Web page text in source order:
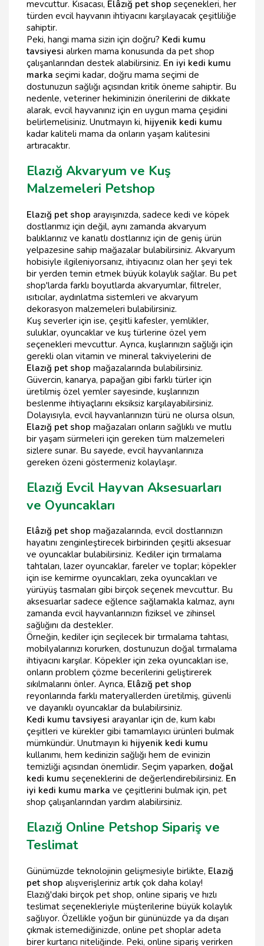
mevcuttur. Kısacası, Elâzığ pet shop seçenekleri, her
türden evcil hayvanın ihtiyacını karşılayacak çeşitliliğe
sahiptir.
Peki, hangi mama sizin için doğru? Kedi kumu
tavsiyesi alırken mama konusunda da pet shop
çalışanlarından destek alabilirsiniz. En iyi kedi kumu
marka seçimi kadar, doğru mama seçimi de
dostunuzun sağlığı açısından kritik öneme sahiptir. Bu
nedenle, veteriner hekiminizin önerilerini de dikkate
alarak, evcil hayvanınız için en uygun mama çeşidini
belirlemelisiniz. Unutmayın ki, hijyenik kedi kumu
kadar kaliteli mama da onların yaşam kalitesini
artıracaktır.
Elazığ Akvaryum ve Kuş
Malzemeleri Petshop
Elazığ pet shop arayışınızda, sadece kedi ve köpek
dostlarımız için değil, aynı zamanda akvaryum
balıklarınız ve kanatlı dostlarınız için de geniş ürün
yelpazesine sahip mağazalar bulabilirsiniz. Akvaryum
hobisiyle ilgileniyorsanız, ihtiyacınız olan her şeyi tek
bir yerden temin etmek büyük kolaylık sağlar. Bu pet
shop'larda farklı boyutlarda akvaryumlar, filtreler,
ısıtıcılar, aydınlatma sistemleri ve akvaryum
dekorasyon malzemeleri bulabilirsiniz.
Kuş severler için ise, çeşitli kafesler, yemlikler,
suluklar, oyuncaklar ve kuş türlerine özel yem
seçenekleri mevcuttur. Ayrıca, kuşlarınızın sağlığı için
gerekli olan vitamin ve mineral takviyelerini de
Elazığ pet shop mağazalarında bulabilirsiniz.
Güvercin, kanarya, papağan gibi farklı türler için
üretilmiş özel yemler sayesinde, kuşlarınızın
beslenme ihtiyaçlarını eksiksiz karşılayabilirsiniz.
Dolayısıyla, evcil hayvanlarınızın türü ne olursa olsun,
Elazığ pet shop mağazaları onların sağlıklı ve mutlu
bir yaşam sürmeleri için gereken tüm malzemeleri
sizlere sunar. Bu sayede, evcil hayvanlarınıza
gereken özeni göstermeniz kolaylaşır.
Elazığ Evcil Hayvan Aksesuarları
ve Oyuncakları
Elâzığ pet shop mağazalarında, evcil dostlarınızın
hayatını zenginleştirecek birbirinden çeşitli aksesuar
ve oyuncaklar bulabilirsiniz. Kediler için tırmalama
tahtaları, lazer oyuncaklar, fareler ve toplar; köpekler
için ise kemirme oyuncakları, zeka oyuncakları ve
yürüyüş tasmaları gibi birçok seçenek mevcuttur. Bu
aksesuarlar sadece eğlence sağlamakla kalmaz, aynı
zamanda evcil hayvanlarınızın fiziksel ve zihinsel
sağlığını da destekler.
Örneğin, kediler için seçilecek bir tırmalama tahtası,
mobilyalarınızı korurken, dostunuzun doğal tırmalama
ihtiyacını karşılar. Köpekler için zeka oyuncakları ise,
onların problem çözme becerilerini geliştirerek
sıkılmalarını önler. Ayrıca, Elâzığ pet shop
reyonlarında farklı materyallerden üretilmiş, güvenli
ve dayanıklı oyuncaklar da bulabilirsiniz.
Kedi kumu tavsiyesi arayanlar için de, kum kabı
çeşitleri ve kürekler gibi tamamlayıcı ürünleri bulmak
mümkündür. Unutmayın ki hijyenik kedi kumu
kullanımı, hem kedinizin sağlığı hem de evinizin
temizliği açısından önemlidir. Seçim yaparken, doğal
kedi kumu seçeneklerini de değerlendirebilirsiniz. En
iyi kedi kumu marka ve çeşitlerini bulmak için, pet
shop çalışanlarından yardım alabilirsiniz.
Elazığ Online Petshop Sipariş ve
Teslimat
Günümüzde teknolojinin gelişmesiyle birlikte, Elazığ
pet shop alışverişleriniz artık çok daha kolay!
Elazığ'daki birçok pet shop, online sipariş ve hızlı
teslimat seçenekleriyle müşterilerine büyük kolaylık
sağlıyor. Özellikle yoğun bir gününüzde ya da dışarı
çıkmak istemediğinizde, online pet shoplar adeta
birer kurtarıcı niteliğinde. Peki, online sipariş verirken